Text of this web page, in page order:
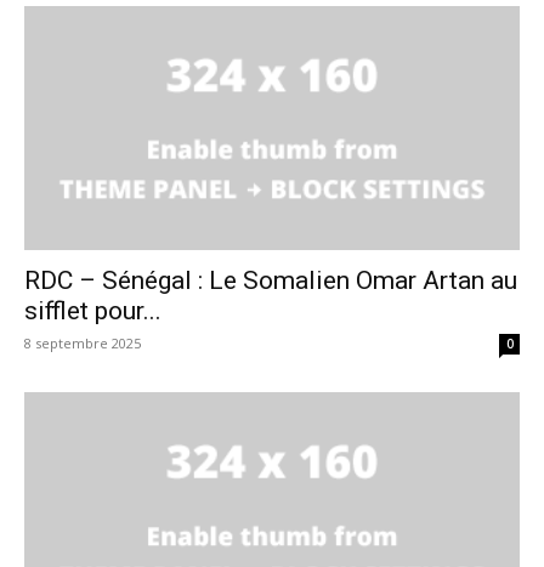
RDC – Sénégal : Le Somalien Omar Artan au
sifflet pour...
8 septembre 2025 0